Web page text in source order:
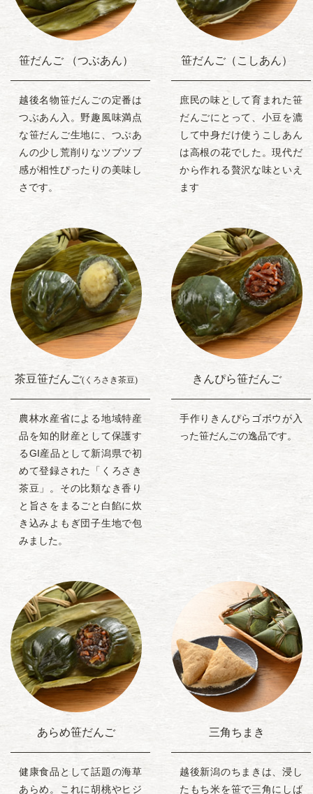
笹だんご （つぶあん）
越後名物笹だんごの定番は
つぶあん入。野趣風味満点
な笹だんご生地に、つぶあ
んの少し荒削りなツブツブ
感が相性ぴったりの美味し
さです。
笹だんご（こしあん）
庶民の味として育まれた笹
だんごにとって、小豆を漉
して中身だけ使うこしあん
は高根の花でした。現代だ
から作れる贅沢な味といえ
ます
茶豆笹だんご(くろさき茶豆)
農林水産省による地域特産
品を知的財産として保護す
るGI産品として新潟県で初
めて登録された「くろさき
茶豆」。その比類なき香り
と旨さをまるごと白餡に炊
き込みよもぎ団子生地で包
みました。
きんぴら笹だんご
手作りきんぴらゴボウが入
った笹だんごの逸品です。
あらめ笹だんご
健康食品として話題の海草
あらめ。これに胡桃やヒジ
三角ちまき
越後新潟のちまきは、浸し
たもち米を笹で三角にしば